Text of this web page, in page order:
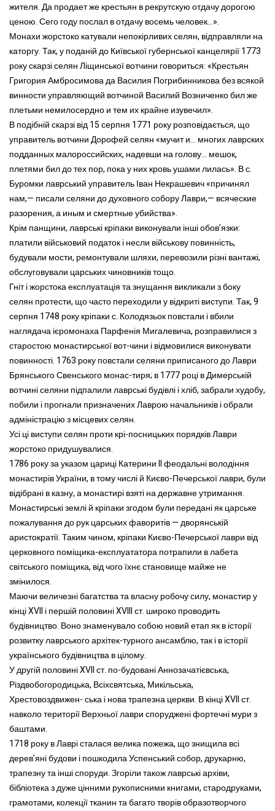
жителя. Да продает же крестьян в рекрутскую отдачу дорогою
ценою. Сего году послал в отдачу восемь человек...».
Монахи жорстоко катували непокірливих селян, відправляли на
каторгу. Так, у поданій до Київської губернської канцелярії 1773
року скарзі селян Ліщинської вотчини говориться: «Крестьян
Григория Амбросимова да Василия Погрибинникова без всякой
винности управляющий вотчиной Василий Возниченко бил же
плетьми немилосердно и тем их крайне изувечил».
В подібній скарзі від 15 серпня 1771 року розповідається, що
управитель вотчини Дорофей селян «мучит и... многих лаврских
подданных малороссийских, надевши на голову... мешок,
плетями бил до тех пор, пока у них кровь ушами лилась». В с.
Буромки лаврський управитель Іван Некрашевич «причинял
нам,— писали селяни до духовного собору Лаври,— всяческие
разорения, а иным и смертные убийства».
Крім панщини, лаврські кріпаки виконували інші обов’язки:
платили військовий податок і несли військову повинність,
будували мости, ремонтували шляхи, перевозили різні вантажі,
обслуговували царських чиновників тощо.
Гніт і жорстока експлуатація та знущання викликали з боку
селян протести, що часто переходили у відкриті виступи. Так, 9
серпня 1748 року кріпаки с. Колодязьок повстали і вбили
наглядача ієромонаха Парфенія Мигалевича, розправилися з
старостою монастирської вот-чини і відмовилися виконувати
повинності. 1763 року повстали селяни приписаного до Лаври
Брянського Свенського монас-тиря; в 1777 році в Димерській
вотчині селяни підпалили лаврські будівлі і хліб, забрали худобу,
побили і прогнали призначених Лаврою начальників і обрали
адміністрацію з місцевих селян.
Усі ці виступи селян проти крі-посницьких порядків Лаври
жорстоко придушувалися.
1786 року за указом цариці Катерини II феодальні володіння
монастирів України, в тому числі й Києво-Печерської лаври, були
відібрані в казну, а монастирі взяті на державне утримання.
Монастирські землі й кріпаки згодом були передані як царське
пожалування до рук царських фаворитів — дворянській
аристократії. Таким чином, кріпаки Києво-Печерської лаври від
церковного поміщика-експлуататора потрапили в лабета
світського поміщика, від чого їхнє становище майже не
змінилося.
Маючи величезні багатства та власну робочу силу, монастир у
кінці XVII і першій половині XVIII ст. широко проводить
будівництво. Воно знаменувало собою новий етап як в історії
розвитку лаврського архітек-турного ансамблю, так і в історії
українського будівництва в цілому.
У другій половині XVII ст. по-будовані Аннозачатієвська,
Різдвобогородицька, Всіхсвятська, Микільська,
Хрестовоздвижен- ська і нова трапезна церкви. В кінці XVII ст.
навколо території Верхньої лаври споруджені фортечні мури з
баштами.
1718 року в Лаврі сталася велика пожежа, що знищила всі
дерев’яні будови і пошкодила Успенський собор, друкарню,
трапезну та інші споруди. Згоріли також лаврські архіви,
бібліотека з дуже цінними рукописними книгами, стародруками,
грамотами, колекції тканин та багато творів образотворчого